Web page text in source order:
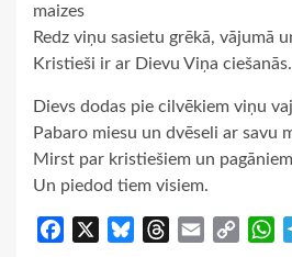
maizes
Redz viņu sasietu grēkā, vājumā
Kristieši ir ar Dievu Viņa ciešanās.
Dievs dodas pie cilvēkiem viņu
Pabaro miesu un dvēseli ar savu
Mirst par kristiešiem un
Un piedod tiem visiem.
Facebook BlueskyThreads
Email
Copy